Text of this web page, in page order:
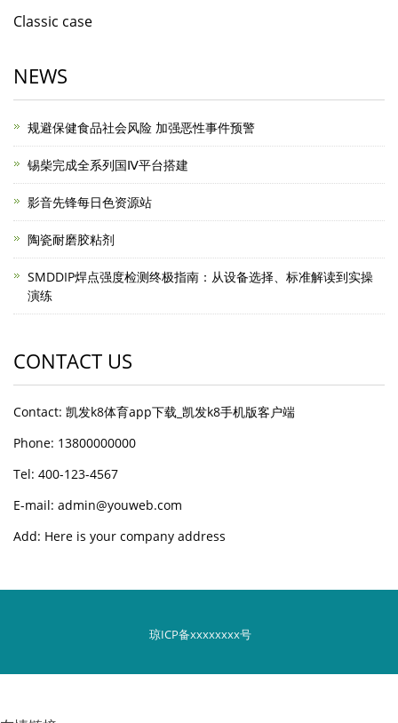
Classic case
NEWS
规避保健食品社会风险 加强恶性事件预警
锡柴完成全系列国Ⅳ平台搭建
影音先锋每日色资源站
陶瓷耐磨胶粘剂
SMDDIP焊点强度检测终极指南：从设备选择、标准解读到实操
演练
CONTACT US
Contact: 凯发k8体育app下载_凯发k8手机版客户端
Phone: 13800000000
Tel: 400-123-4567
E-mail: admin@youweb.com
Add: Here is your company address
琼ICP备xxxxxxxx号